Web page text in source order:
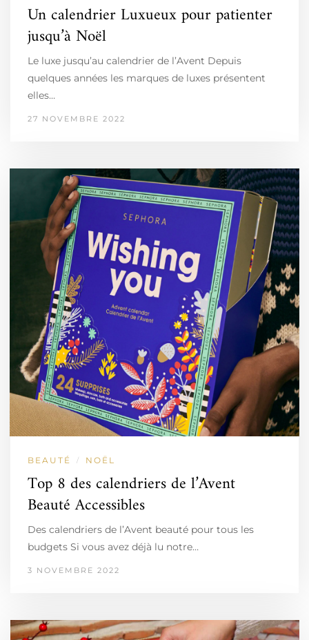
Un calendrier Luxueux pour patienter
jusqu’à Noël
Le luxe jusqu’au calendrier de l’Avent Depuis
quelques années les marques de luxes présentent
elles…
27 NOVEMBRE 2022
BEAUTÉ / NOËL
Top 8 des calendriers de l’Avent
Beauté Accessibles
Des calendriers de l’Avent beauté pour tous les
budgets Si vous avez déjà lu notre…
3 NOVEMBRE 2022